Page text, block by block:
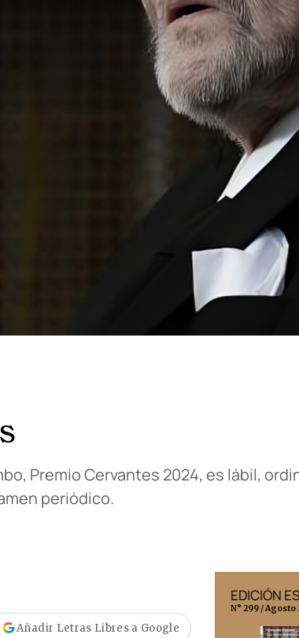
Premio Cervantes 2024, es lábil,
periódico.
Añadir Letras Libres a Google
EDICIÓN
N° 299 / Agosto